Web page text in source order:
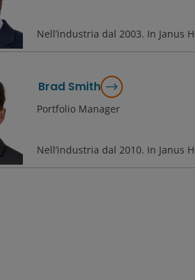
Nell’industria dal 2003. In Janus
Brad Smith
Portfolio Manager
Nell’industria dal 2010. In Janus